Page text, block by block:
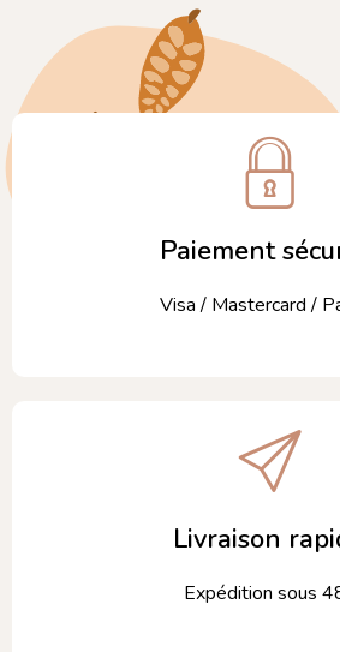
Paiement
Visa / Mastercard /
Livraison
Expédition sous